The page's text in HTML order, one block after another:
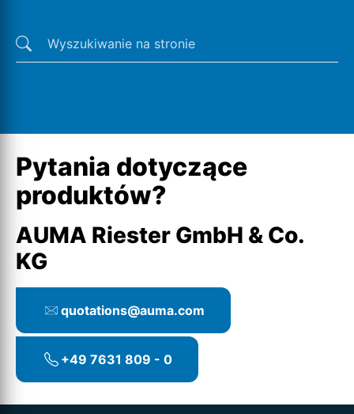
Pytania dotyczące
produktów?
AUMA Riester GmbH & Co.
KG
quotations@auma.com
+49 7631 809 - 0